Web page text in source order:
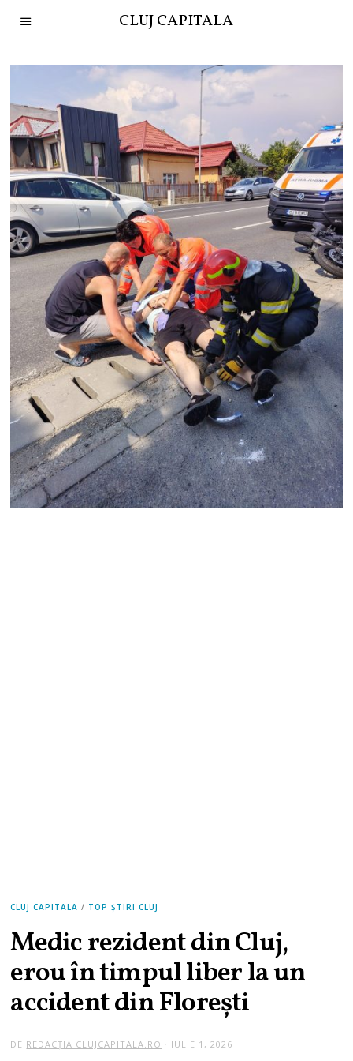
CLUJ CAPITALA
CLUJ CAPITALA / TOP ȘTIRI CLUJ
Medic rezident din Cluj,
erou în timpul liber la un
accident din Florești
DE REDACȚIA CLUJCAPITALA.RO IULIE 1, 2026